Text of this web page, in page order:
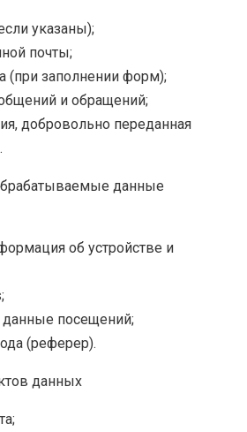
указаны);
почты;
(при заполнении форм);
и обращений;
добровольно переданная
данные
об устройстве и
данные посещений;
(реферер).
данных